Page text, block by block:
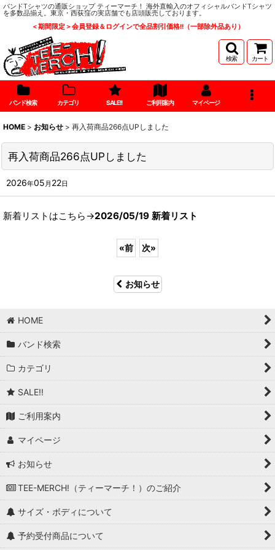
バンドTシャツの通販ショップ ティーマーチ！ 海外直輸入のオフィシャルバンドTシャツ
を多数品揃え。東京・西荻窪の実店舗でも店頭販売しております。
＜期間限定＞会員登録＆ログインで全品割引価格!!（一部除外品あり）
検索 カート
バンド検索 カテゴリ SALE!! ご利用案内 マイページ
HOME > お知らせ > 再入荷商品266点UPしました
再入荷商品266点UPしました
2026年05 月 22日
新着リストはこちら→2026/05/19 新着リスト
«前 次»
お知らせ
HOME
バンド検索
カテゴリ
SALE!!
ご利用案内
マイページ
お知らせ
TEE-MERCH!（ティーマーチ！）のご紹介
サイズ・ボディについて
予約受付商品について